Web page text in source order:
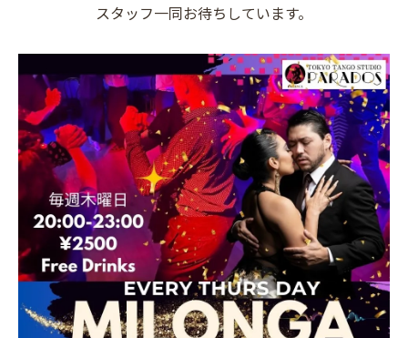
スタッフ一同お待ちしています。